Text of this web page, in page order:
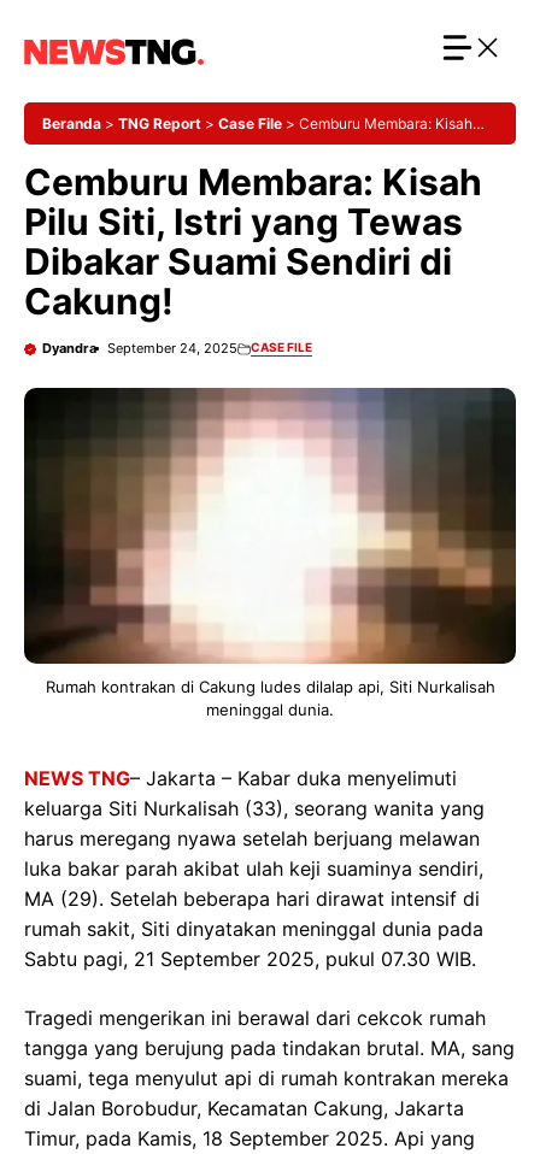
Beranda > TNG Report > Case File > Cemburu Membara: Kisah
Cemburu Membara: Kisah
Pilu Siti, Istri yang Tewas
Dibakar Suami Sendiri di
Cakung!
Dyandra September 24, 2025 CASE FILE
Rumah kontrakan di Cakung ludes dilalap api, Siti Nurkalisah
meninggal dunia.
NEWS TNG– Jakarta – Kabar duka menyelimuti
keluarga Siti Nurkalisah (33), seorang wanita yang
harus meregang nyawa setelah berjuang melawan
luka bakar parah akibat ulah keji suaminya sendiri,
MA (29). Setelah beberapa hari dirawat intensif di
rumah sakit, Siti dinyatakan meninggal dunia pada
Sabtu pagi, 21 September 2025, pukul 07.30 WIB.
Tragedi mengerikan ini berawal dari cekcok rumah
tangga yang berujung pada tindakan brutal. MA, sang
suami, tega menyulut api di rumah kontrakan mereka
di Jalan Borobudur, Kecamatan Cakung, Jakarta
Timur, pada Kamis, 18 September 2025. Api yang